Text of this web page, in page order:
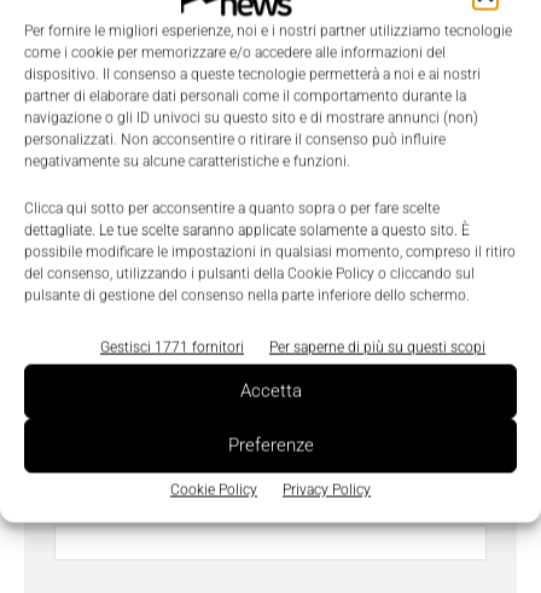
Per fornire le migliori esperienze, noi e i nostri partner utilizziamo tecnologie
come i cookie per memorizzare e/o accedere alle informazioni del
dispositivo. Il consenso a queste tecnologie permetterà a noi e ai nostri
partner di elaborare dati personali come il comportamento durante la
navigazione o gli ID univoci su questo sito e di mostrare annunci (non)
personalizzati. Non acconsentire o ritirare il consenso può influire
negativamente su alcune caratteristiche e funzioni.
Clicca qui sotto per acconsentire a quanto sopra o per fare scelte
dettagliate. Le tue scelte saranno applicate solamente a questo sito. È
possibile modificare le impostazioni in qualsiasi momento, compreso il ritiro
del consenso, utilizzando i pulsanti della Cookie Policy o cliccando sul
pulsante di gestione del consenso nella parte inferiore dello schermo.
Gestisci 1771 fornitori Per saperne di più su questi scopi
Accetta
Preferenze
Cookie Policy Privacy Policy
Richiedi maggiori informazioni
I campi contrassegnati con*sono obbligatori.
Nome *
Email*